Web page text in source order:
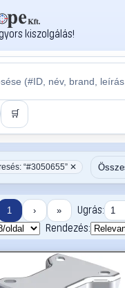
kiszolgálás!
🛒
“#3050655” ✕
1 › »
Ugrás:
Rendezés: